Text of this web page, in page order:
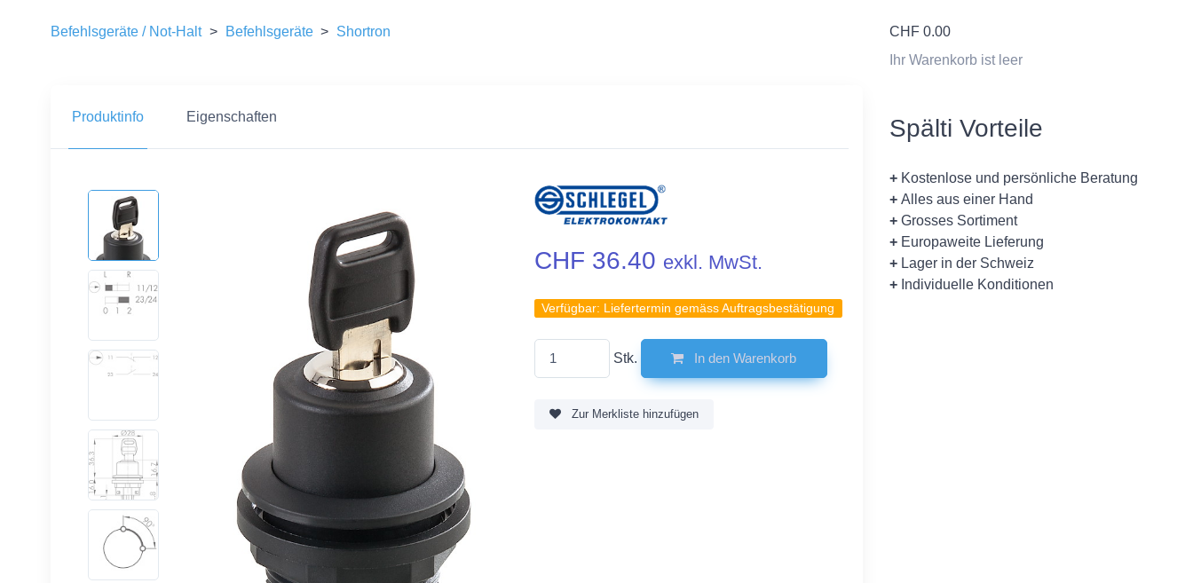
Befehlsgeräte / Not-Halt > Befehlsgeräte > Shortron
Produktinfo Eigenschaften
CHF 36.40 exkl. MwSt.
Verfügbar: Liefertermin gemäss Auftragsbestätigung
Stk. In den Warenkorb
Zur Merkliste hinzufügen
CHF 0.00
Ihr Warenkorb ist leer
Spälti Vorteile
+ Kostenlose und persönliche Beratung
+ Alles aus einer Hand
+ Grosses Sortiment
+ Europaweite Lieferung
+ Lager in der Schweiz
+ Individuelle Konditionen